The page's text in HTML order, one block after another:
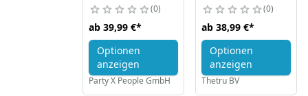
0
ab 39,99 €*
Optionen
anzeigen
Party X People GmbH
0
ab 38,99 €*
Optionen
anzeigen
Thetru BV